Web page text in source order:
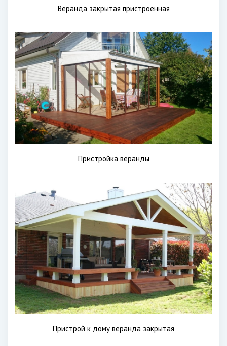
Веранда закрытая пристроенная
Пристройка веранды
Пристрой к дому веранда закрытая